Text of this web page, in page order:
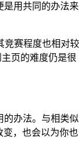
是用共同的办法来
竞赛程度也相对较
页的难度仍是很
的办法。与相类似
变，也会以为你也